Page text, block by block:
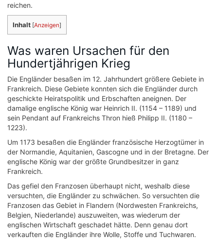
reichen.
Inhalt [Anzeigen]
Was waren Ursachen für den
Hundertjährigen Krieg
Die Engländer besaßen im 12. Jahrhundert größere Gebiete in
Frankreich. Diese Gebiete konnten sich die Engländer durch
geschickte Heiratspolitik und Erbschaften aneignen. Der
damalige englische König war Heinrich II. (1154 – 1189) und
sein Pendant auf Frankreichs Thron hieß Philipp II. (1180 –
1223).
Um 1173 besaßen die Engländer französische Herzogtümer in
der Normandie, Aquitanien, Gascogne und in der Bretagne. Der
englische König war der größte Grundbesitzer in ganz
Frankreich.
Das gefiel den Franzosen überhaupt nicht, weshalb diese
versuchten, die Engländer zu schwächen. So versuchten die
Franzosen das Gebiet in Flandern (Nordwesten Frankreichs,
Belgien, Niederlande) auszuweiten, was wiederum der
englischen Wirtschaft geschadet hätte. Denn genau dort
verkauften die Engländer ihre Wolle, Stoffe und Tuchwaren.